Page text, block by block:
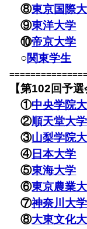
⑧東京国際
⑨東洋大学
⑩帝京大学
○関東学生
【第102回予
①中央学院
②順天堂大学
③山梨学院
④日本大学
⑤東海大学
⑥東京農業
⑦神奈川大学
⑧大東文化